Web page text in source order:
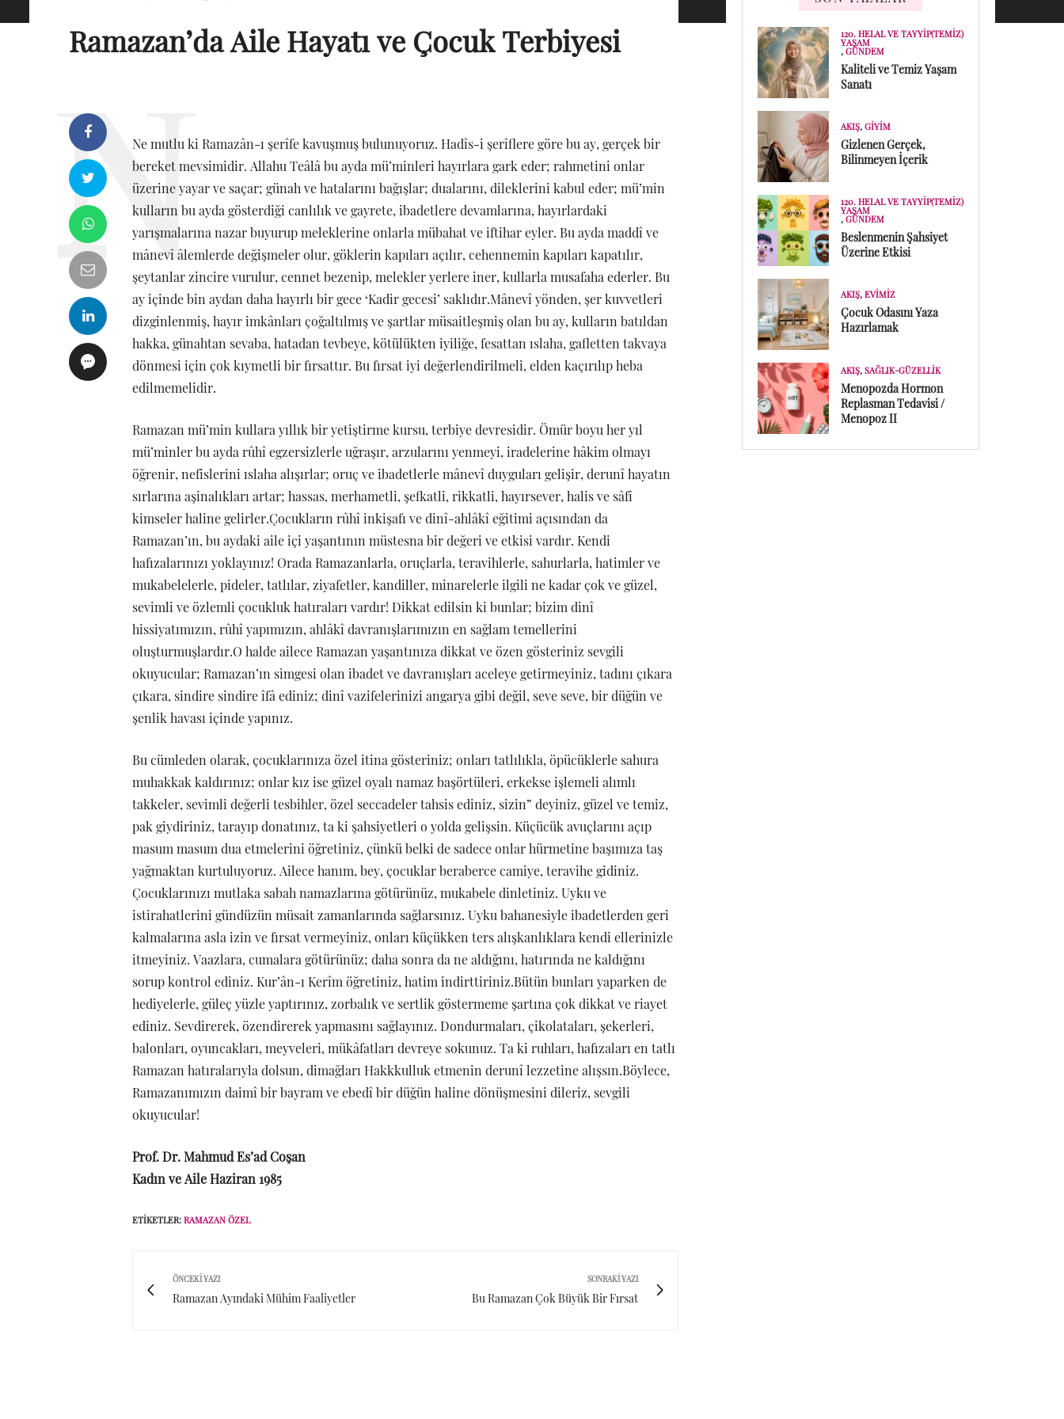
Ramazan’da Aile Hayatı ve Çocuk Terbiyesi
Ne mutlu ki Ramazân-ı şerîfe kavuşmuş bulunuyoruz. Hadîs-i şerîflere göre bu ay, gerçek bir
bereket mevsimidir. Allahu Teâlâ bu ayda mü’minleri hayırlara gark eder; rahmetini onlar
üzerine yayar ve saçar; günah ve hatalarını bağışlar; dualarını, dileklerini kabul eder; mü’min
kulların bu ayda gösterdiği canlılık ve gayrete, ibadetlere devamlarına, hayırlardaki
yarışmalarına nazar buyurup meleklerine onlarla mübahat ve iftihar eyler. Bu ayda maddî ve
mânevî âlemlerde değişmeler olur, göklerin kapıları açılır, cehennemin kapıları kapatılır,
şeytanlar zincire vurulur, cennet bezenip, melekler yerlere iner, kullarla musafaha ederler. Bu
ay içinde bin aydan daha hayırlı bir gece ‘Kadir gecesi’ saklıdır.Mânevî yönden, şer kuvvetleri
dizginlenmiş, hayır imkânları çoğaltılmış ve şartlar müsaitleşmiş olan bu ay, kulların batıldan
hakka, günahtan sevaba, hatadan tevbeye, kötülükten iyiliğe, fesattan ıslaha, gafletten takvaya
dönmesi için çok kıymetli bir fırsattır. Bu fırsat iyi değerlendirilmeli, elden kaçırılıp heba
edilmemelidir.
Ramazan mü’min kullara yıllık bir yetiştirme kursu, terbiye devresidir. Ömür boyu her yıl
mü’minler bu ayda rûhî egzersizlerle uğraşır, arzularını yenmeyi, iradelerine hâkim olmayı
öğrenir, nefislerini ıslaha alışırlar; oruç ve ibadetlerle mânevî duyguları gelişir, derunî hayatın
sırlarına aşinalıkları artar; hassas, merhametli, şefkatli, rikkatli, hayırsever, halis ve sâfî
kimseler haline gelirler.Çocukların rûhî inkişafı ve dinî-ahlâkî eğitimi açısından da
Ramazan’ın, bu aydaki aile içi yaşantının müstesna bir değeri ve etkisi vardır. Kendi
hafızalarınızı yoklayınız! Orada Ramazanlarla, oruçlarla, teravihlerle, sahurlarla, hatimler ve
mukabelelerle, pideler, tatlılar, ziyafetler, kandiller, minarelerle ilgili ne kadar çok ve güzel,
sevimli ve özlemli çocukluk hatıraları vardır! Dikkat edilsin ki bunlar; bizim dinî
hissiyatımızın, rûhî yapımızın, ahlâkî davranışlarımızın en sağlam temellerini
oluşturmuşlardır.O halde ailece Ramazan yaşantınıza dikkat ve özen gösteriniz sevgili
okuyucular; Ramazan’ın simgesi olan ibadet ve davranışları aceleye getirmeyiniz, tadını çıkara
çıkara, sindire sindire îfâ ediniz; dinî vazifelerinizi angarya gibi değil, seve seve, bir düğün ve
şenlik havası içinde yapınız.
Bu cümleden olarak, çocuklarınıza özel itina gösteriniz; onları tatlılıkla, öpücüklerle sahura
muhakkak kaldırınız; onlar kız ise güzel oyalı namaz başörtüleri, erkekse işlemeli alımlı
takkeler, sevimli değerli tesbihler, özel seccadeler tahsis ediniz, sizin” deyiniz, güzel ve temiz,
pak giydiriniz, tarayıp donatınız, ta ki şahsiyetleri o yolda gelişsin. Küçücük avuçlarını açıp
masum masum dua etmelerini öğretiniz, çünkü belki de sadece onlar hürmetine başımıza taş
yağmaktan kurtuluyoruz. Ailece hanım, bey, çocuklar beraberce camiye, teravihe gidiniz.
Çocuklarınızı mutlaka sabah namazlarına götürünüz, mukabele dinletiniz. Uyku ve
istirahatlerini gündüzün müsait zamanlarında sağlarsınız. Uyku bahanesiyle ibadetlerden geri
kalmalarına asla izin ve fırsat vermeyiniz, onları küçükken ters alışkanlıklara kendi ellerinizle
itmeyiniz. Vaazlara, cumalara götürünüz; daha sonra da ne aldığını, hatırında ne kaldığını
sorup kontrol ediniz. Kur’ân-ı Kerîm öğretiniz, hatim indirttiriniz.Bütün bunları yaparken de
hediyelerle, güleç yüzle yaptırınız, zorbalık ve sertlik göstermeme şartına çok dikkat ve riayet
ediniz. Sevdirerek, özendirerek yapmasını sağlayınız. Dondurmaları, çikolataları, şekerleri,
balonları, oyuncakları, meyveleri, mükâfatları devreye sokunuz. Ta ki ruhları, hafızaları en tatlı
Ramazan hatıralarıyla dolsun, dimağları Hakkkulluk etmenin derunî lezzetine alışsın.Böylece,
Ramazanımızın daimî bir bayram ve ebedî bir düğün haline dönüşmesini dileriz, sevgili
okuyucular!
Prof. Dr. Mahmud Es’ad Coşan
Kadın ve Aile Haziran 1985
ETIKETLER: RAMAZAN ÖZEL
ÖNCEKI YAZI
Ramazan Ayındaki Mühim Faaliyetler
SONRAKI YAZI
Bu Ramazan Çok Büyük Bir Fırsat
120. HELAL VE TAYYIP(TEMIZ)
YAŞAM
, GÜNDEM
Kaliteli ve Temiz Yaşam
Sanatı
AKIŞ, GIYIM
Gizlenen Gerçek,
Bilinmeyen İçerik
120. HELAL VE TAYYIP(TEMIZ)
YAŞAM
, GÜNDEM
Beslenmenin Şahsiyet
Üzerine Etkisi
AKIŞ, EVIMIZ
Çocuk Odasını Yaza
Hazırlamak
AKIŞ, SAĞLIK-GÜZELLIK
Menopozda Hormon
Replasman Tedavisi /
Menopoz II